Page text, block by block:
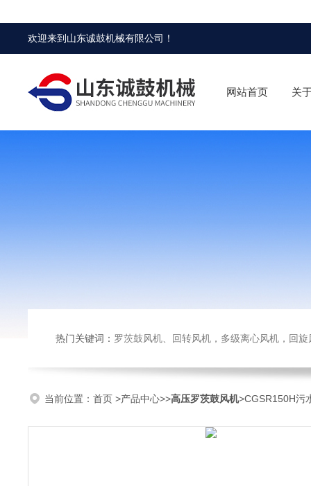
欢迎来到 山东诚鼓机械有限公司 ！
网站首页 关
热门关键词： 罗茨鼓风机、回转风机，多级离心风机，回旋风机，防腐耐磨
当前位置： 首页 >产品中心>>高压罗茨鼓风机>CGSR150H污